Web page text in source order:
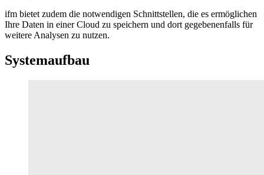
ifm bietet zudem die notwendigen Schnittstellen, die es ermöglichen
Ihre Daten in einer Cloud zu speichern und dort gegebenenfalls für
weitere Analysen zu nutzen.
Systemaufbau